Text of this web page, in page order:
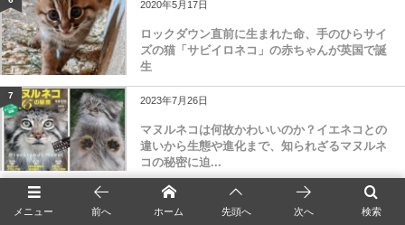
2020年5月17日
ロックダウン直前に生まれた命、手のひらサイ
ズの猫「サビイロネコ」の赤ちゃんが英国で誕
生
7 2023年7月26日
マヌルネコは何故かわいいのか？イエネコとの
違いから生態や進化まで、知られざるマヌルネ
コの秘密に迫...
2020年8月27日
メニュー 検索
前へ ホーム 先頭へ 次へ